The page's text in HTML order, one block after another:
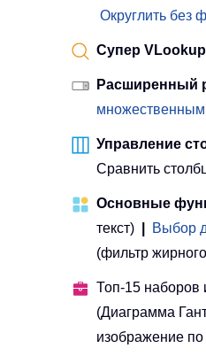
Округлить без
Супер VLookup
Расширенный
Управление
Сравнить
Основные
текст)
Выбор
(фильтр
Топ-15 наборов
(Диаграмма
изображение